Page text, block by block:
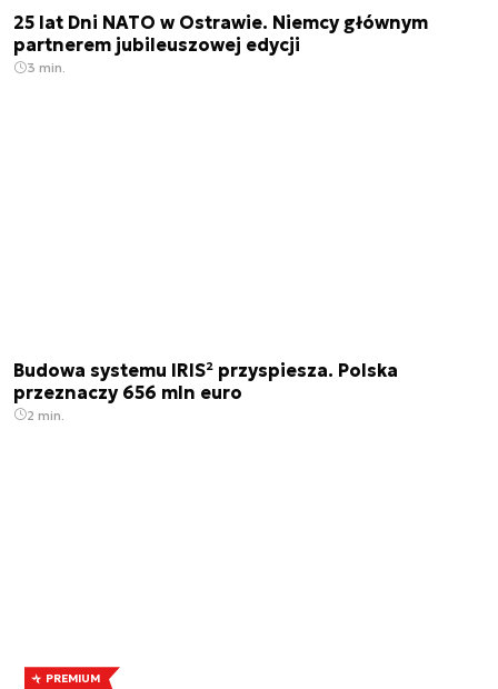
25 lat Dni NATO w Ostrawie. Niemcy głównym
partnerem jubileuszowej edycji
3 min.
Budowa systemu IRIS² przyspiesza. Polska
przeznaczy 656 mln euro
2 min.
PREMIUM